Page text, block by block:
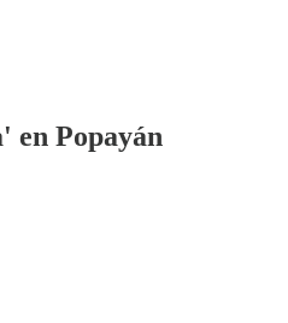
en Popayán